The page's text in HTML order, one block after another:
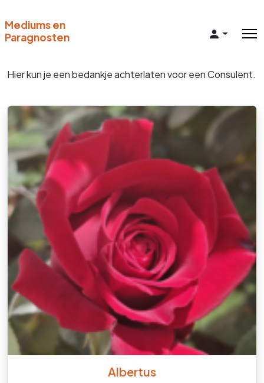
Mediums en
Paragnosten
Hier kun je een bedankje achterlaten voor een Consulent.
Albertus